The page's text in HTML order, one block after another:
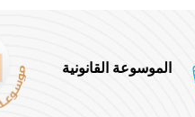
الموسوعة القانونية